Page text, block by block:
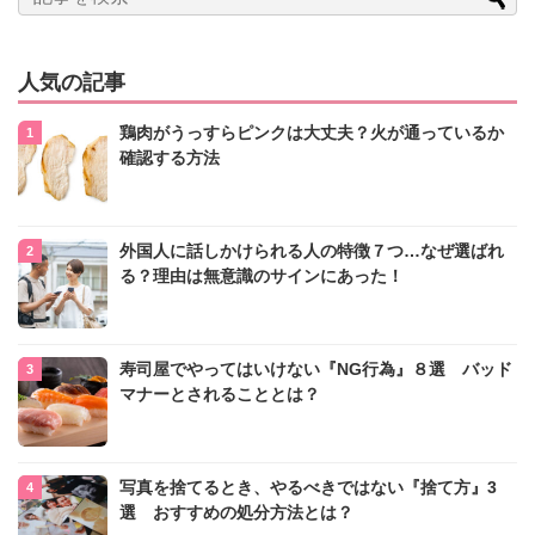
人気の記事
鶏肉がうっすらピンクは大丈夫？火が通っているか
確認する方法
外国人に話しかけられる人の特徴７つ…なぜ選ばれ
る？理由は無意識のサインにあった！
寿司屋でやってはいけない『NG行為』８選 バッド
マナーとされることとは？
写真を捨てるとき、やるべきではない『捨て方』3
選 おすすめの処分方法とは？